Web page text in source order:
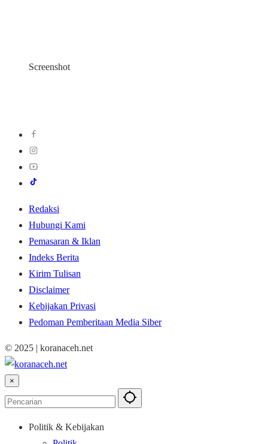
Screenshot
Redaksi
Hubungi Kami
Pemasaran & Iklan
Indeks Berita
Kirim Tulisan
Disclaimer
Kebijakan Privasi
Pedoman Pemberitaan Media Siber
© 2025 | koranaceh.net
×
Politik & Kebijakan